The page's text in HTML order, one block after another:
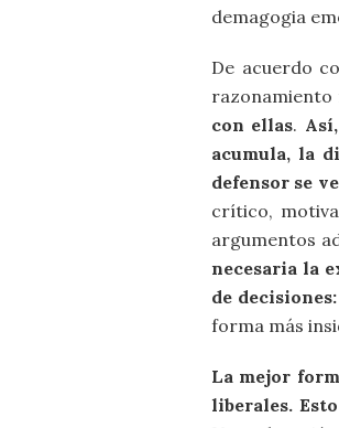
demagogia
De acuerdo
razonamiento
con ellas.
acumula, la
defensor se
crítico,
argumentos
necesaria la
de
forma más
La mejor
liberales.